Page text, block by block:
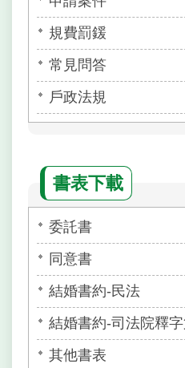
規費罰鍰
常見問答
戶政法規
書表下載
委託書
同意書
結婚書約-民法
結婚書約-司法院釋
其他書表